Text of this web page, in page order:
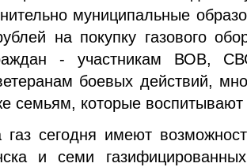
муниципальные
на покупку газового
- участникам ВОВ,
боевых действий,
семьям, которые воспитывают
сегодня имеют
и семи